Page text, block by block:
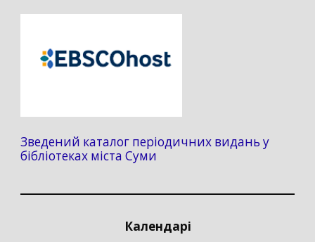
Зведений каталог періодичних видань у
бібліотеках міста Суми
Календарі